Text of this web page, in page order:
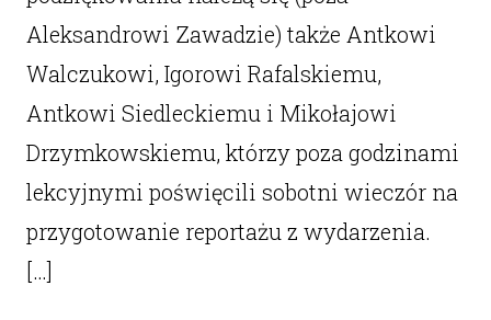
Aleksandrowi Zawadzie) także Antkowi
Walczukowi, Igorowi Rafalskiemu,
Antkowi Siedleckiemu i Mikołajowi
Drzymkowskiemu, którzy poza godzinami
lekcyjnymi poświęcili sobotni wieczór na
przygotowanie reportażu z wydarzenia.
[…]